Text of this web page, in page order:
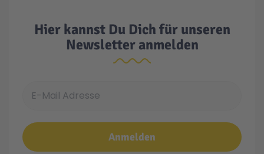
Hier kannst Du Dich für unseren
Newsletter anmelden
Anmelden